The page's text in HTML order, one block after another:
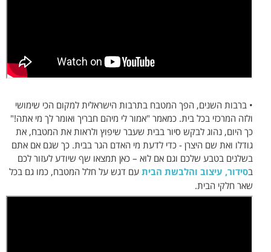
• ברבות השנים, הפך המטבח בתרבות הישראלית למקום הכי שימושי
ולזה המרכזי בכל בית. כמאמר "אמור לי מיהם חבריך ואומר לך מי אתה!"
כך היום, נהוג לבקש סיור בבית שעבר שיפוץ ולראות את המטבח, את
גודלו ואת שם היצרן - כדי לדעת מי האדם הגר בבית. כך שגם אם אתם
בשלנים בטבע שלכם וגם אם לוא – כאן תמצאו שף שיודע לעזור לכם
בסידור, עיצוב והלבשת הבית עם דגש על חלל המטבח, כמו גם בכל
שאר חלקי הבית.